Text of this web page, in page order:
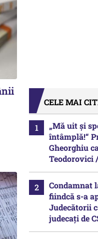
CELE MAI
„Mă uit și
întâmplă!“
Gheorghiu
Teodorovici
Condamnat
fiindcă s-a
Judecătorii
judecați de